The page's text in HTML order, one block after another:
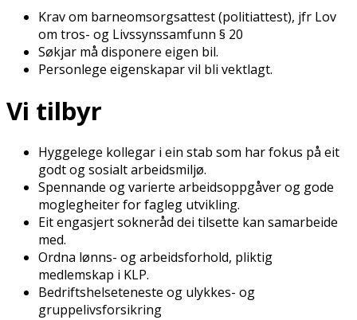
Krav om barneomsorgsattest (politiattest), jfr Lov
om tros- og Livssynssamfunn § 20
Søkjar må disponere eigen bil.
Personlege eigenskapar vil bli vektlagt.
Vi tilbyr
Hyggelege kollegar i ein stab som har fokus på eit
godt og sosialt arbeidsmiljø.
Spennande og varierte arbeidsoppgåver og gode
moglegheiter for fagleg utvikling.
Eit engasjert sokneråd dei tilsette kan samarbeide
med.
Ordna lønns- og arbeidsforhold, pliktig
medlemskap i KLP.
Bedriftshelseteneste og ulykkes- og
gruppelivsforsikring